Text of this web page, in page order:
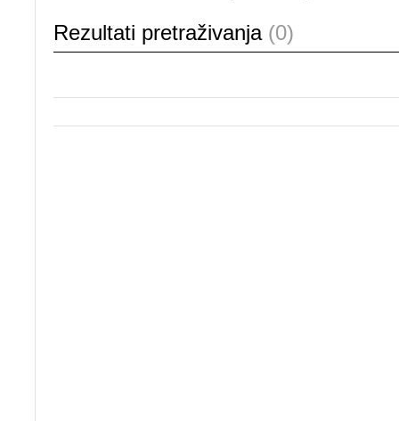
Rezultati pretraživanja (0)